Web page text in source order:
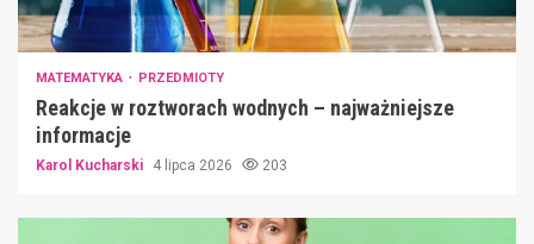
MATEMATYKA PRZEDMIOTY
Reakcje w roztworach wodnych – najważniejsze
informacje
Karol Kucharski 4 lipca 2026 203